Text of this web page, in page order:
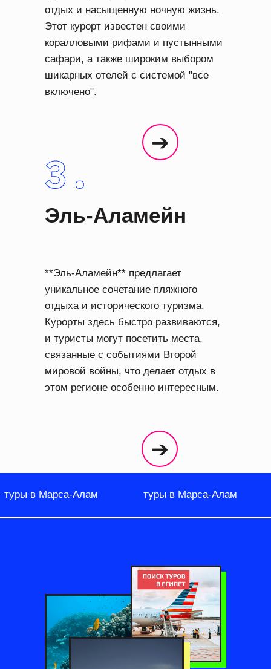
Эль-Аламейн
**Эль-Аламейн** предлагает
уникальное сочетание пляжного
отдыха и исторического туризма.
Курорты здесь быстро развиваются,
и туристы могут посетить места,
связанные с событиями Второй
мировой войны, что делает отдых в
этом регионе особенно интересным.
➔
отдых и насыщенную ночную жизнь.
Этот курорт известен своими
коралловыми рифами и пустынными
сафари, а также широким выбором
шикарных отелей с системой "все
включено".
➔
туры в Марса-Алам туры в Марса-Алам